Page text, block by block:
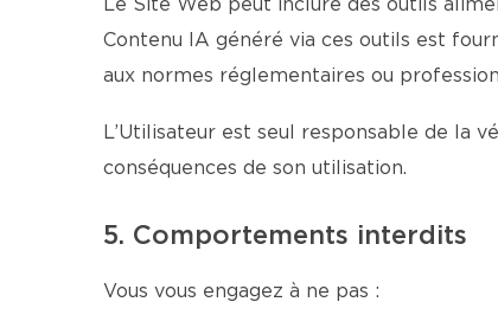
Le Site Web peut inclure des outils
Contenu IA généré via ces outils est
aux normes réglementaires ou
L’Utilisateur est seul responsable de la
conséquences de son utilisation.
5. Comportements interdits
Vous vous engagez à ne pas :